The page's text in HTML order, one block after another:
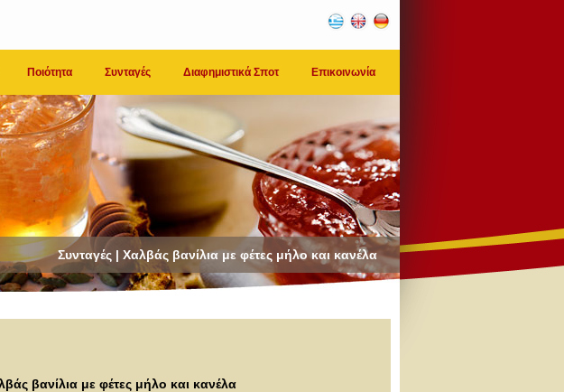
Ποιότητα Συνταγές Διαφημιστικά Σποτ Επικοινωνία
Συνταγές | Χαλβάς βανίλια με φέτες μήλο και κανέλα
βανίλια με φέτες μήλο και κανέλα